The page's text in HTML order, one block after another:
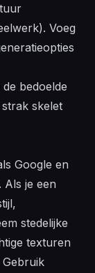
Voeg
bedoelde
skelet
Google en
Als je een
stedelijke
texturen